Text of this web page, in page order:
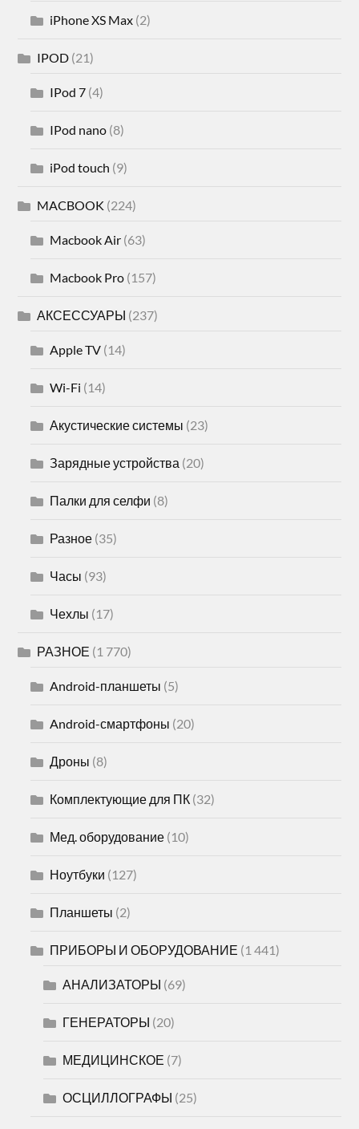
iPhone XS Max (2)
IPOD (21)
IPod 7 (4)
IPod nano (8)
iPod touch (9)
MACBOOK (224)
Macbook Air (63)
Macbook Pro (157)
АКСЕССУАРЫ (237)
Apple TV (14)
Wi-Fi (14)
Акустические системы (23)
Зарядные устройства (20)
Палки для селфи (8)
Разное (35)
Часы (93)
Чехлы (17)
РАЗНОЕ (1 770)
Android-планшеты (5)
Android-смартфоны (20)
Дроны (8)
Комплектующие для ПК (32)
Мед. оборудование (10)
Ноутбуки (127)
Планшеты (2)
ПРИБОРЫ И ОБОРУДОВАНИЕ (1 441)
АНАЛИЗАТОРЫ (69)
ГЕНЕРАТОРЫ (20)
МЕДИЦИНСКОЕ (7)
ОСЦИЛЛОГРАФЫ (25)